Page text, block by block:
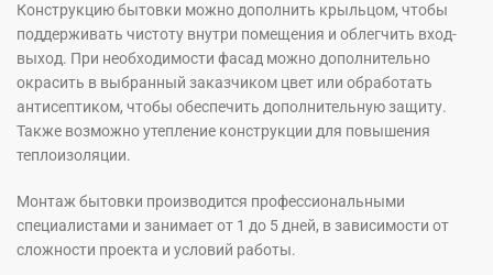
Конструкцию бытовки можно дополнить крыльцом, чтобы
поддерживать чистоту внутри помещения и облегчить вход-
выход. При необходимости фасад можно дополнительно
окрасить в выбранный заказчиком цвет или обработать
антисептиком, чтобы обеспечить дополнительную защиту.
Также возможно утепление конструкции для повышения
теплоизоляции.
Монтаж бытовки производится профессиональными
специалистами и занимает от 1 до 5 дней, в зависимости от
сложности проекта и условий работы.